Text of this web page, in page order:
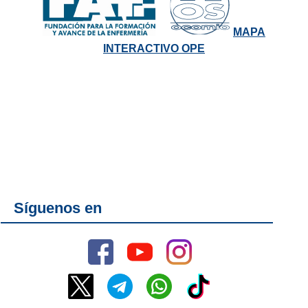
MAPA
INTERACTIVO OPE
Síguenos en